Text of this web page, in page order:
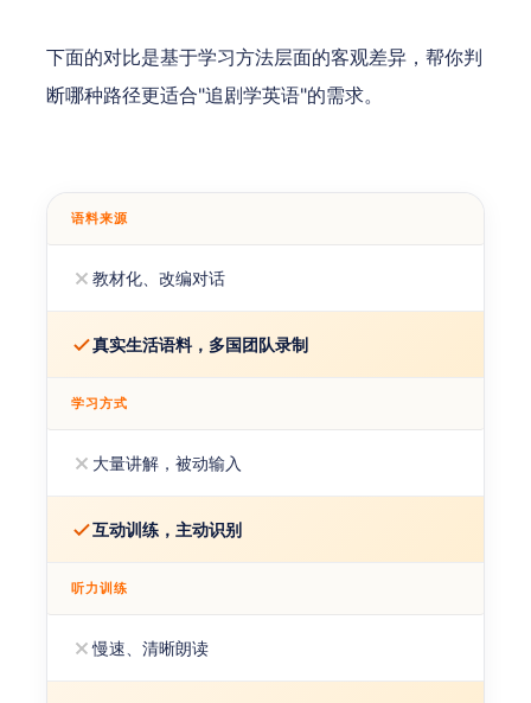
下面的对比是基于学习方法层面的客观差异，帮你判
断哪种路径更适合"追剧学英语"的需求。
语料来源
教材化、改编对话
真实生活语料，多国团队录制
学习方式
大量讲解，被动输入
互动训练，主动识别
听力训练
慢速、清晰朗读